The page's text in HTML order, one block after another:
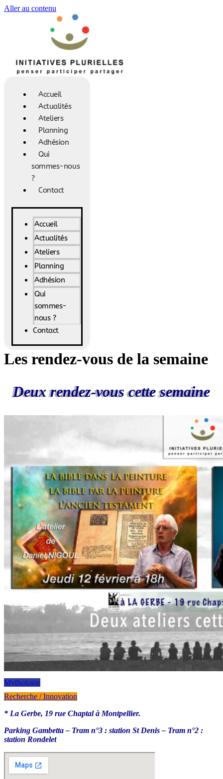
Aller au contenu
Accueil
Actualités
Ateliers
Planning
Adhésion
Qui
sommes-nous
?
Contact
Accueil
Actualités
Ateliers
Planning
Adhésion
Qui
sommes-
nous ?
Contact
Les rendez-vous de la semaine
Deux rendez-vous cette semaine
Mythologie
Recherche / Innovation
* La Gerbe, 19 rue Chaptal à Montpellier.
Parking Gambetta – Tram n°3 : station St Denis – Tram n°2 :
station Rondelet